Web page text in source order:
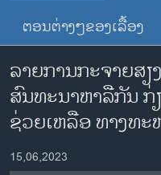
ໄປ
ຊອກ
ຄົ້ນ
ອາເມຣິກາ
ການເລືອກຕັ້ງ ປະທານາທີບໍດີ
ຂ່າວ​ຈີນ
ໂລກ
ເອເຊຍ
ອິດສະຫຼະພາບດ້ານການຂ່າວ
ຈອງພັອດ
ຕອນຕ່າງໆຂອງເລື້ອງ
ລາຍການກະຈາຍສຽ
ສົນທະນາຫາລືກັນ
ຊ່ວຍເຫລືອ ທາງທະ
15,06,2023